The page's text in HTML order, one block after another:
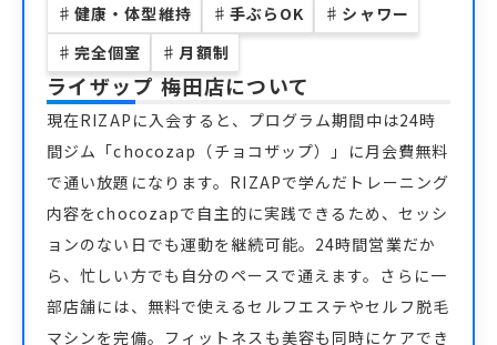
♯ 健康・体型維持 ♯ 手ぶらOK ♯ シャワー
♯ 完全個室 ♯ 月額制
ライザップ 梅田店について
現在RIZAPに入会すると、プログラム期間中は24時
間ジム「chocozap（チョコザップ）」に月会費無料
で通い放題になります。RIZAPで学んだトレーニング
内容をchocozapで自主的に実践できるため、セッシ
ョンのない日でも運動を継続可能。24時間営業だか
ら、忙しい方でも自分のペースで通えます。さらに一
部店舗には、無料で使えるセルフエステやセルフ脱毛
マシンを完備。フィットネスも美容も同時にケアでき